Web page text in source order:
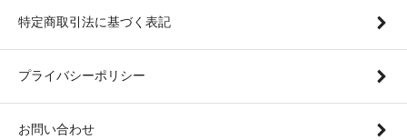
特定商取引法に基づく表記
プライバシーポリシー
お問い合わせ